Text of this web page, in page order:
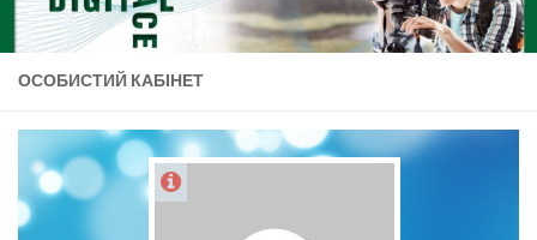
ОСОБИСТИЙ КАБІНЕТ